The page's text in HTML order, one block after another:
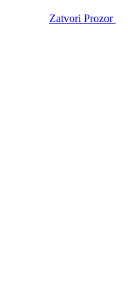
Zatvori Prozor